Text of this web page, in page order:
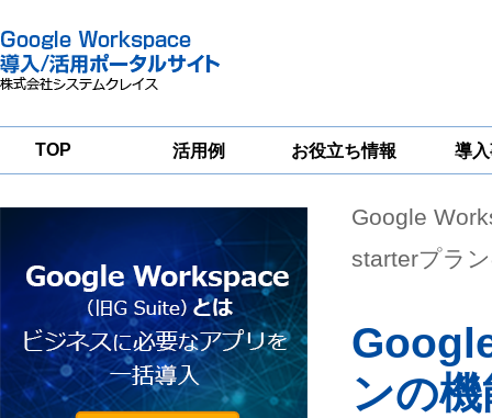
TOP 活用例 お役立ち情報
一
導
グループウェア
移行支援
Google
Workspace
セキュリティ
対策サービス
Google
starterプラ
ンの